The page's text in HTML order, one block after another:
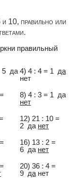
10, правильно или
правильный
5 да 4) 4 : 4 = 1 да
нет
8) 4 : 3 = 1 да
нет
12) 21 : 10 =
2 да нет
16) 13 : 2 =
6 да нет
20) 36 : 4 =
9 данет